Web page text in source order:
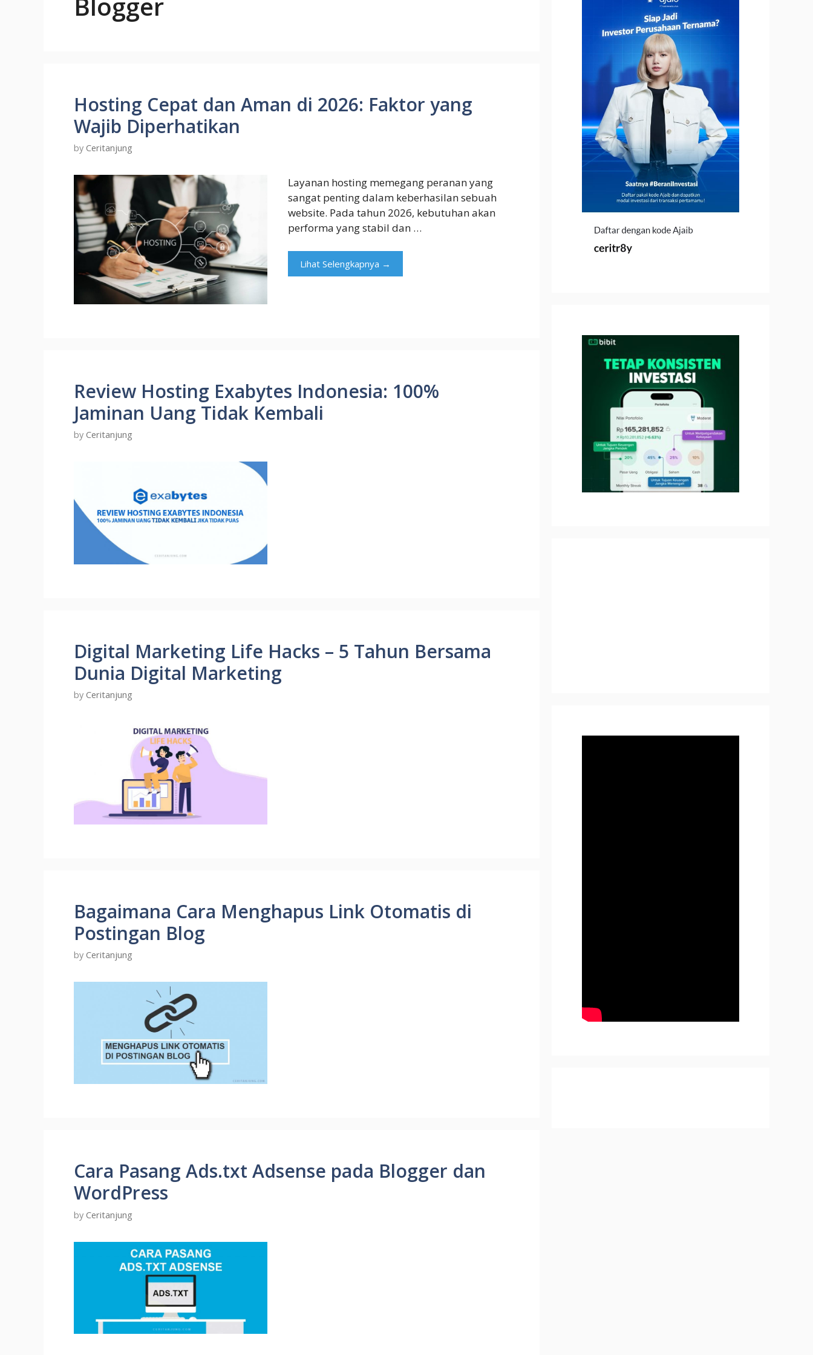
Hosting Cepat dan Aman di 2026: Faktor yang
Wajib Diperhatikan
by Ceritanjung
Layanan hosting memegang peranan yang
sangat penting dalam keberhasilan sebuah
website. Pada tahun 2026, kebutuhan akan
performa yang stabil dan …
Lihat Selengkapnya →
Review Hosting Exabytes Indonesia: 100%
Jaminan Uang Tidak Kembali
by Ceritanjung
Digital Marketing Life Hacks – 5 Tahun Bersama
Dunia Digital Marketing
by Ceritanjung
Bagaimana Cara Menghapus Link Otomatis di
Postingan Blog
by Ceritanjung
Cara Pasang Ads.txt Adsense pada Blogger dan
WordPress
by Ceritanjung